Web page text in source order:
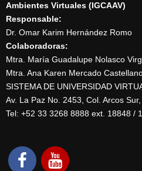
Ambientes Virtuales (IGCAAV)
Responsable:
Dr. Omar Karim Hernández Romo
Colaboradoras:
Mtra. María Guadalupe Nolasco
Mtra. Ana Karen Mercado
SISTEMA DE UNIVERSIDAD
Av. La Paz No. 2453, Col. Arcos
Tel: +52 33 3268 8888‏